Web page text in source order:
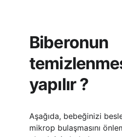
Biberonun
yapılır ?
Aşağıda, bebeğinizi
mikrop bulaşmasını